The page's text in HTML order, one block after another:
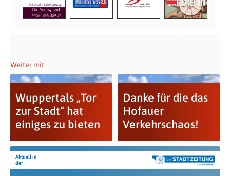
Weiter mit:
Wuppertals „Tor
zur Stadt“ hat
einiges zu bieten
Danke für die das
Hofauer
Verkehrschaos!
Aktuell in
der